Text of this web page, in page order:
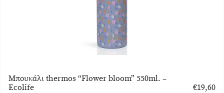
Μπουκάλι thermos “Flower bloom” 550ml. –
Ecolife
€19,60